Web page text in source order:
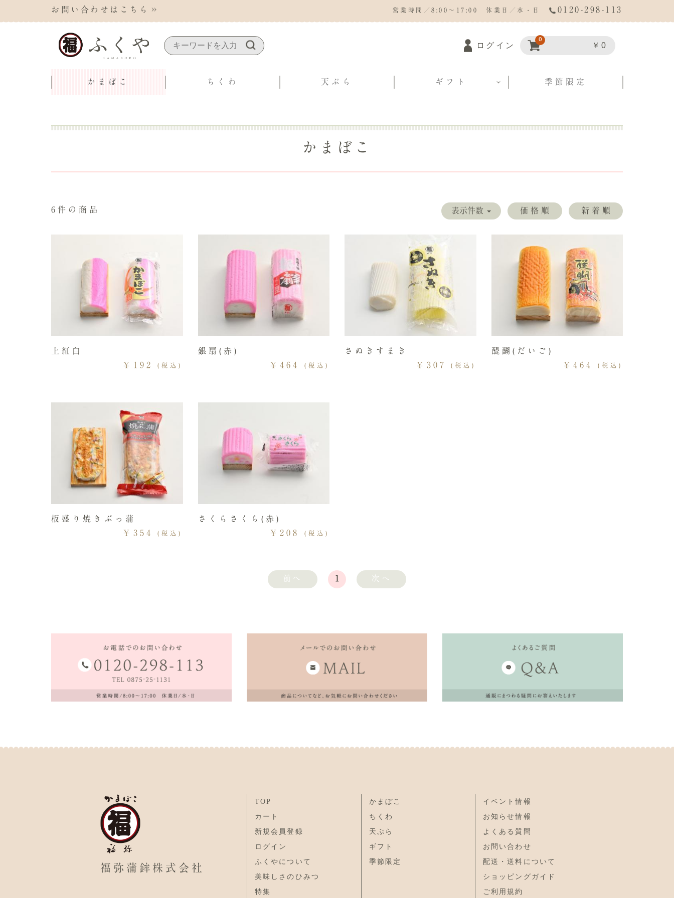
お問い合わせはこちら 営業時間／8:00～17:00 休業日／水・日 0120-298-113
ログイン
0
￥0
かまぼこ ちくわ 天ぷら ギフト 季節限定
かまぼこ
6件の商品 表示件数 価格順 新着順
上紅白
￥192
(税込)
銀扇(赤)
￥464
(税込)
さぬきすまき
￥307
(税込)
醍醐(だいご)
￥464
(税込)
板盛り焼きぶっ蒲
￥354
(税込)
さくらさくら(赤)
￥208
(税込)
前へ 1 次へ
福弥蒲鉾株式会社
TOP
カート
新規会員登録
ログイン
ふくやについて
美味しさのひみつ
特集
かまぼこ
ちくわ
天ぷら
ギフト
季節限定
イベント情報
お知らせ情報
よくある質問
お問い合わせ
配送・送料について
ショッピングガイド
ご利用規約